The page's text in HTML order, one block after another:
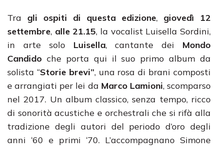
Tra gli ospiti di questa edizione, giovedì 12
settembre, alle 21.15, la vocalist Luisella Sordini,
in arte solo Luisella, cantante dei Mondo
Candido che porta qui il suo primo album da
solista “Storie brevi”, una rosa di brani composti
e arrangiati per lei da Marco Lamioni, scomparso
nel 2017. Un album classico, senza tempo, ricco
di sonorità acustiche e orchestrali che si rifà alla
tradizione degli autori del periodo d’oro degli
anni ‘60 e primi ‘70. L’accompagnano Simone